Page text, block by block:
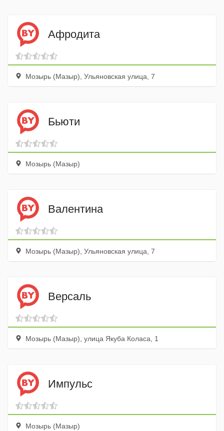
Афродита
Мозырь (Мазыр), Ульяновская улица, 7
Бьюти
Мозырь (Мазыр)
Валентина
Мозырь (Мазыр), Ульяновская улица, 7
Версаль
Мозырь (Мазыр), улица Якуба Коласа, 1
Импульс
Мозырь (Мазыр)